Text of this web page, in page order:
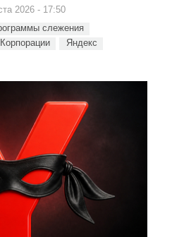
2026 - 17:50
слежения
Корпорации Яндекс